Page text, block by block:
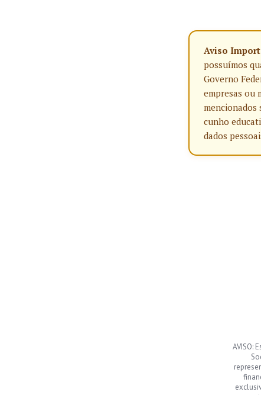
Aviso
possuímos
Governo
empresas ou
mencionados
cunho
dados
AVISO: